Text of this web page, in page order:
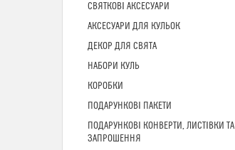
СВЯТКОВІ АКСЕСУАРИ
АКСЕСУАРИ ДЛЯ КУЛЬОК
ДЕКОР ДЛЯ СВЯТА
НАБОРИ КУЛЬ
КОРОБКИ
ПОДАРУНКОВІ ПАКЕТИ
ПОДАРУНКОВІ КОНВЕРТИ, ЛИСТІВКИ ТА
ЗАПРОШЕННЯ